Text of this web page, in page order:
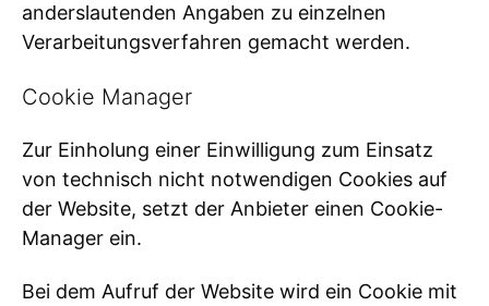
anderslautenden Angaben zu einzelnen
Verarbeitungsverfahren gemacht werden.
Cookie Manager
Zur Einholung einer Einwilligung zum Einsatz
von technisch nicht notwendigen Cookies auf
der Website, setzt der Anbieter einen Cookie-
Manager ein.
Bei dem Aufruf der Website wird ein Cookie mit